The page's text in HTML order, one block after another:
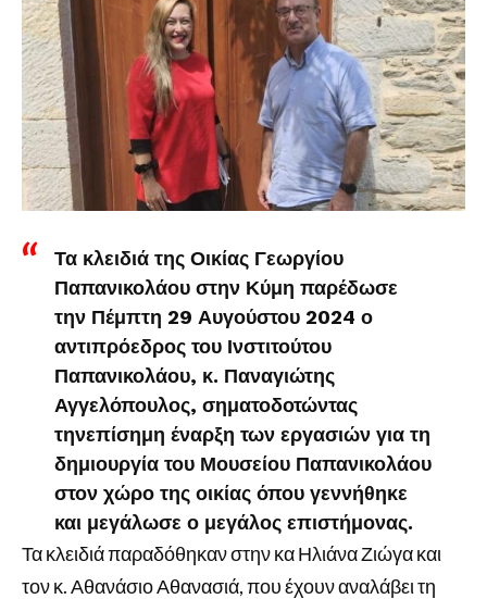
Τα κλειδιά της Οικίας Γεωργίου
Παπανικολάου στην Κύμη παρέδωσε
την Πέμπτη 29 Αυγούστου 2024 ο
αντιπρόεδρος του Ινστιτούτου
Παπανικολάου, κ. Παναγιώτης
Αγγελόπουλος, σηματοδοτώντας
τηνεπίσημη έναρξη των εργασιών για τη
δημιουργία του Μουσείου Παπανικολάου
στον χώρο της οικίας όπου γεννήθηκε
και μεγάλωσε ο μεγάλος επιστήμονας.
Τα κλειδιά παραδόθηκαν στην κα Ηλιάνα Ζιώγα και
τον κ. Αθανάσιο Αθανασιά, που έχουν αναλάβει τη